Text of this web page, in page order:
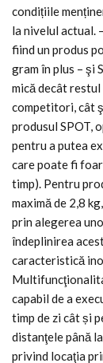
condițiile
la nivelul actual.
fiind un produs
gram în plus – şi
mică decât
competitori, cât
produsul SPOT,
pentru a putea
care poate fi
timp). Pentru
maximă de 2,8
prin alegerea
îndeplinirea
caracteristică
capabil de a
timp de zi cât și
distanţele până
privind locaţia